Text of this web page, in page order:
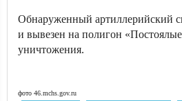
Обнаруженный артиллерийский
и вывезен на полигон
уничтожения.
фото 46.mchs.gov.ru